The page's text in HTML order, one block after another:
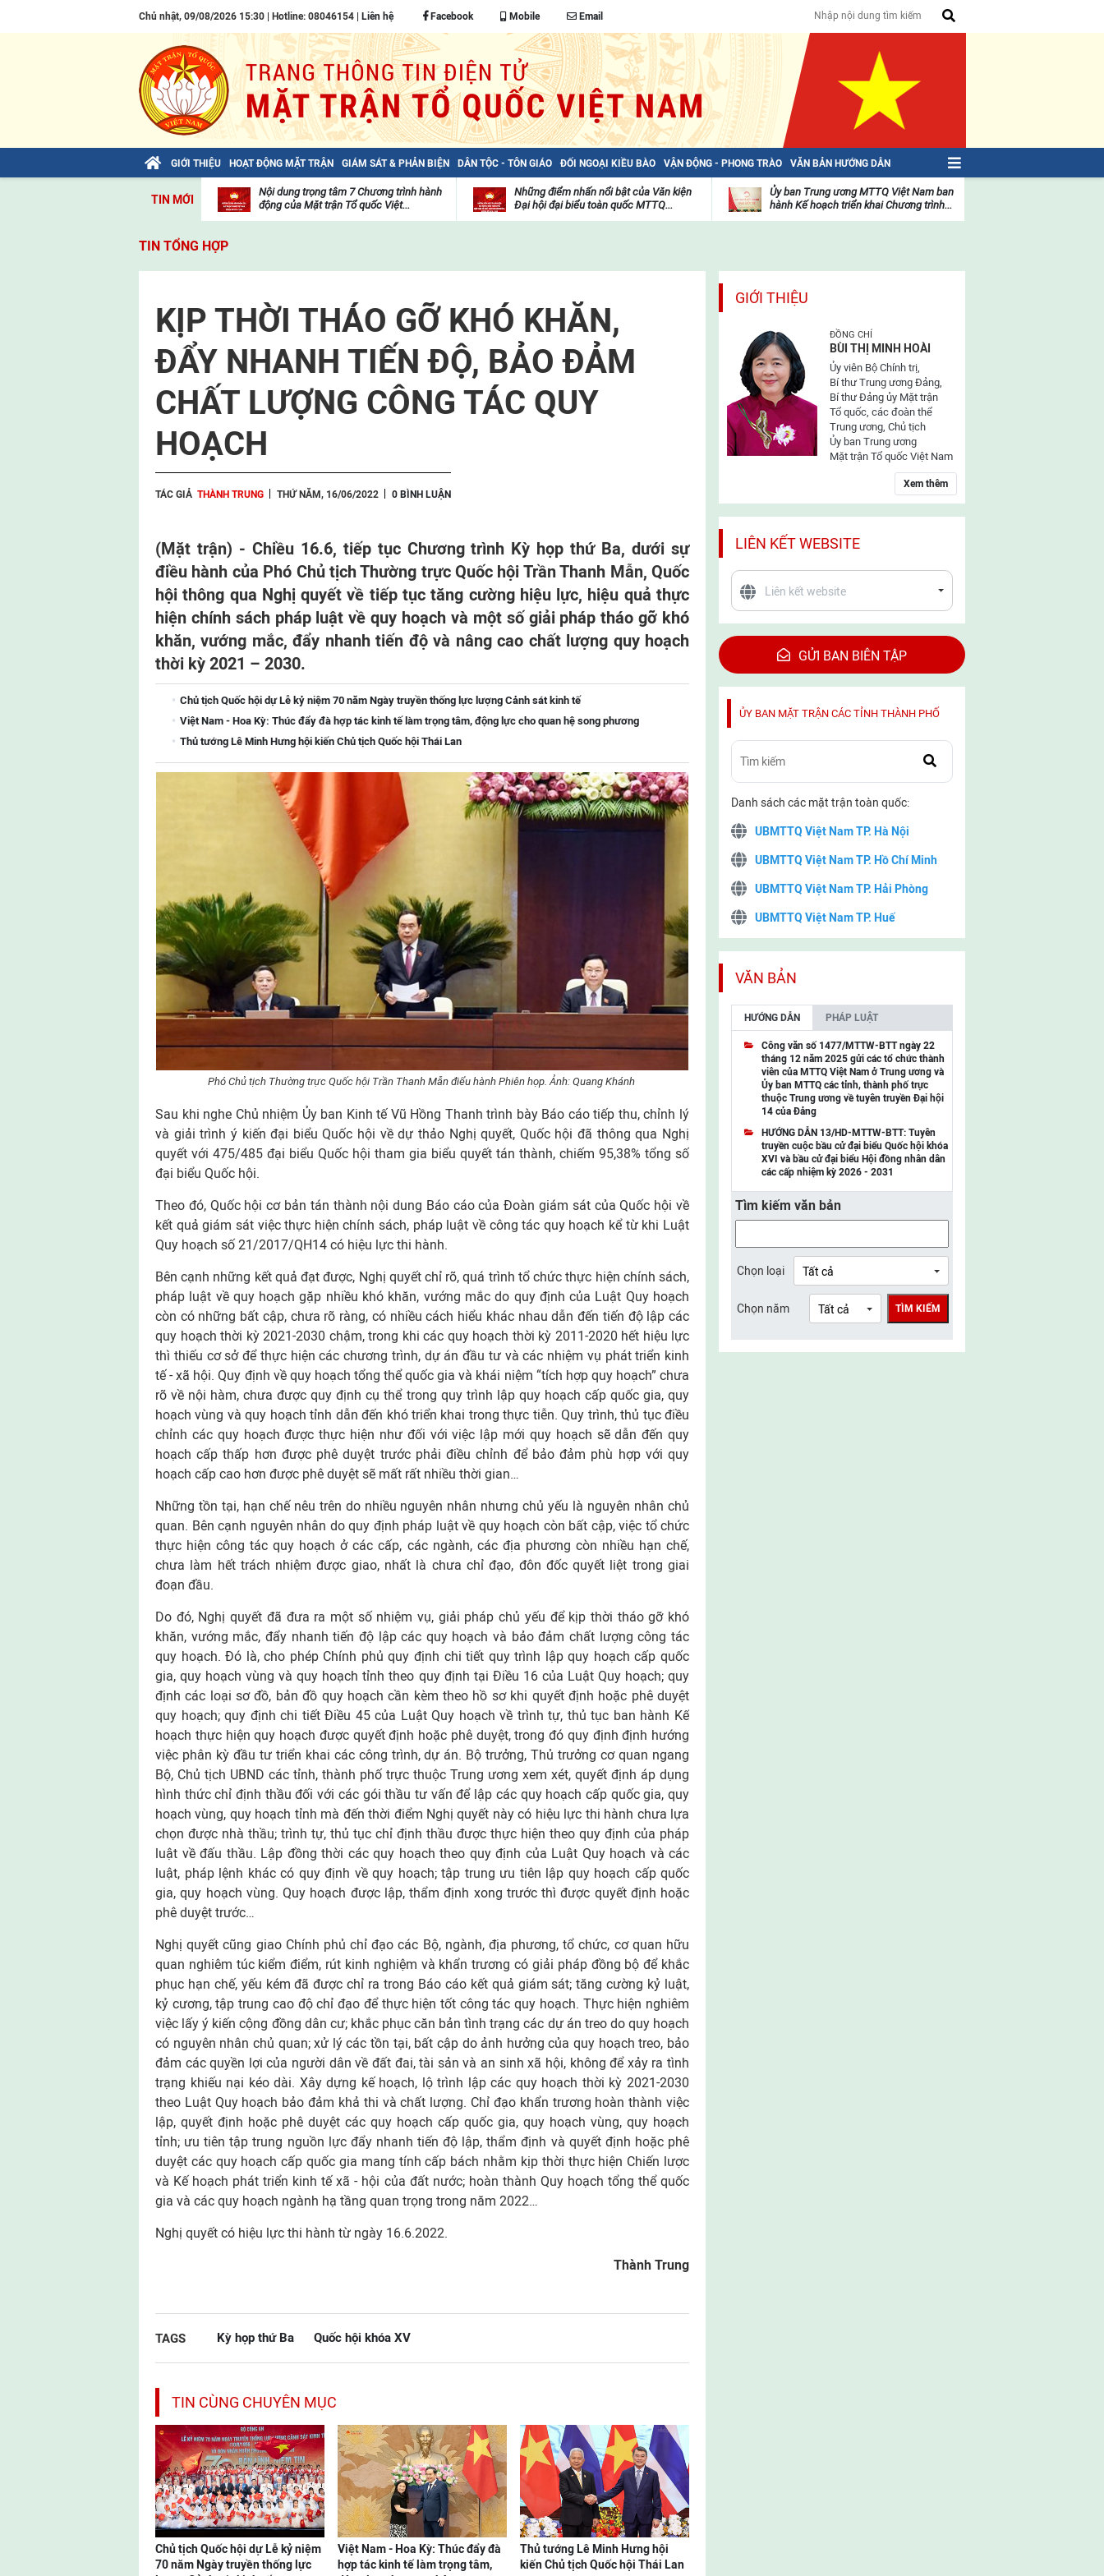
Chủ nhật, 09/08/2026 15:30 | Hotline: 08046154 | Liên hệ Facebook Mobile Email
GIỚI THIỆU HOẠT ĐỘNG MẶT TRẬN GIÁM SÁT & PHẢN BIỆN DÂN TỘC - TÔN GIÁO ĐỐI NGOẠI KIỀU BÀO VẬN ĐỘNG - PHONG TRÀO VĂN BẢN HƯỚNG DẪN
TIN MỚI
Bài viết của Tổng Bí thư Tô Lâm: TIẾN
viện
Nội dung trọng tâm 7 Chương trình hành
động của Mặt trận Tổ quốc Việt...
Những điểm nhấn nổi bật của Văn kiện
Đại hội đại biểu toàn quốc MTTQ...
mặt
trận
Ủy ban Trung ương MTTQ Việt Nam ban
hành Kế hoạch triển khai Chương trình...
TIN TỔNG HỢP
KỊP THỜI THÁO GỠ KHÓ KHĂN,
ĐẨY NHANH TIẾN ĐỘ, BẢO ĐẢM
CHẤT LƯỢNG CÔNG TÁC QUY
HOẠCH
TÁC GIẢ THÀNH TRUNG THỨ NĂM, 16/06/2022 0 BÌNH LUẬN
(Mặt trận) - Chiều 16.6, tiếp tục Chương trình Kỳ họp thứ Ba, dưới sự
điều hành của Phó Chủ tịch Thường trực Quốc hội Trần Thanh Mẫn, Quốc
hội thông qua Nghị quyết về tiếp tục tăng cường hiệu lực, hiệu quả thực
hiện chính sách pháp luật về quy hoạch và một số giải pháp tháo gỡ khó
khăn, vướng mắc, đẩy nhanh tiến độ và nâng cao chất lượng quy hoạch
thời kỳ 2021 – 2030.
Chủ tịch Quốc hội dự Lễ kỷ niệm 70 năm Ngày truyền thống lực lượng Cảnh sát kinh tế
Việt Nam - Hoa Kỳ: Thúc đẩy đà hợp tác kinh tế làm trọng tâm, động lực cho quan hệ song phương
Thủ tướng Lê Minh Hưng hội kiến Chủ tịch Quốc hội Thái Lan
Phó Chủ tịch Thường trực Quốc hội Trần Thanh Mẫn điểu hành Phiên họp. Ảnh: Quang Khánh
Sau khi nghe Chủ nhiệm Ủy ban Kinh tế Vũ Hồng Thanh trình bày Báo cáo tiếp thu, chỉnh lý
và giải trình ý kiến đại biểu Quốc hội về dự thảo Nghị quyết, Quốc hội đã thông qua Nghị
quyết với 475/485 đại biểu Quốc hội tham gia biểu quyết tán thành, chiếm 95,38% tổng số
đại biểu Quốc hội.
Theo đó, Quốc hội cơ bản tán thành nội dung Báo cáo của Đoàn giám sát của Quốc hội về
kết quả giám sát việc thực hiện chính sách, pháp luật về công tác quy hoạch kể từ khi Luật
Quy hoạch số 21/2017/QH14 có hiệu lực thi hành.
Bên cạnh những kết quả đạt được, Nghị quyết chỉ rõ, quá trình tổ chức thực hiện chính sách,
pháp luật về quy hoạch gặp nhiều khó khăn, vướng mắc do quy định của Luật Quy hoạch
còn có những bất cập, chưa rõ ràng, có nhiều cách hiểu khác nhau dẫn đến tiến độ lập các
quy hoạch thời kỳ 2021-2030 chậm, trong khi các quy hoạch thời kỳ 2011-2020 hết hiệu lực
thì thiếu cơ sở để thực hiện các chương trình, dự án đầu tư và các nhiệm vụ phát triển kinh
tế - xã hội. Quy định về quy hoạch tổng thể quốc gia và khái niệm “tích hợp quy hoạch” chưa
rõ về nội hàm, chưa được quy định cụ thể trong quy trình lập quy hoạch cấp quốc gia, quy
hoạch vùng và quy hoạch tỉnh dẫn đến khó triển khai trong thực tiễn. Quy trình, thủ tục điều
chỉnh các quy hoạch được thực hiện như đối với việc lập mới quy hoạch sẽ dẫn đến quy
hoạch cấp thấp hơn được phê duyệt trước phải điều chỉnh để bảo đảm phù hợp với quy
hoạch cấp cao hơn được phê duyệt sẽ mất rất nhiều thời gian…
Những tồn tại, hạn chế nêu trên do nhiều nguyên nhân nhưng chủ yếu là nguyên nhân chủ
quan. Bên cạnh nguyên nhân do quy định pháp luật về quy hoạch còn bất cập, việc tổ chức
thực hiện công tác quy hoạch ở các cấp, các ngành, các địa phương còn nhiều hạn chế,
chưa làm hết trách nhiệm được giao, nhất là chưa chỉ đạo, đôn đốc quyết liệt trong giai
đoạn đầu.
Do đó, Nghị quyết đã đưa ra một số nhiệm vụ, giải pháp chủ yếu để kịp thời tháo gỡ khó
khăn, vướng mắc, đẩy nhanh tiến độ lập các quy hoạch và bảo đảm chất lượng công tác
quy hoạch. Đó là, cho phép Chính phủ quy định chi tiết quy trình lập quy hoạch cấp quốc
gia, quy hoạch vùng và quy hoạch tỉnh theo quy định tại Điều 16 của Luật Quy hoạch; quy
định các loại sơ đồ, bản đồ quy hoạch cần kèm theo hồ sơ khi quyết định hoặc phê duyệt
quy hoạch; quy định chi tiết Điều 45 của Luật Quy hoạch về trình tự, thủ tục ban hành Kế
hoạch thực hiện quy hoạch được quyết định hoặc phê duyệt, trong đó quy định định hướng
việc phân kỳ đầu tư triển khai các công trình, dự án. Bộ trưởng, Thủ trưởng cơ quan ngang
Bộ, Chủ tịch UBND các tỉnh, thành phố trực thuộc Trung ương xem xét, quyết định áp dụng
hình thức chỉ định thầu đối với các gói thầu tư vấn để lập các quy hoạch cấp quốc gia, quy
hoạch vùng, quy hoạch tỉnh mà đến thời điểm Nghị quyết này có hiệu lực thi hành chưa lựa
chọn được nhà thầu; trình tự, thủ tục chỉ định thầu được thực hiện theo quy định của pháp
luật về đấu thầu. Lập đồng thời các quy hoạch theo quy định của Luật Quy hoạch và các
luật, pháp lệnh khác có quy định về quy hoạch; tập trung ưu tiên lập quy hoạch cấp quốc
gia, quy hoạch vùng. Quy hoạch được lập, thẩm định xong trước thì được quyết định hoặc
phê duyệt trước…
Nghị quyết cũng giao Chính phủ chỉ đạo các Bộ, ngành, địa phương, tổ chức, cơ quan hữu
quan nghiêm túc kiểm điểm, rút kinh nghiệm và khẩn trương có giải pháp đồng bộ để khắc
phục hạn chế, yếu kém đã được chỉ ra trong Báo cáo kết quả giám sát; tăng cường kỷ luật,
kỷ cương, tập trung cao độ chỉ đạo để thực hiện tốt công tác quy hoạch. Thực hiện nghiêm
việc lấy ý kiến cộng đồng dân cư; khắc phục căn bản tình trạng các dự án treo do quy hoạch
có nguyên nhân chủ quan; xử lý các tồn tại, bất cập do ảnh hưởng của quy hoạch treo, bảo
đảm các quyền lợi của người dân về đất đai, tài sản và an sinh xã hội, không để xảy ra tình
trạng khiếu nại kéo dài. Xây dựng kế hoạch, lộ trình lập các quy hoạch thời kỳ 2021-2030
theo Luật Quy hoạch bảo đảm khả thi và chất lượng. Chỉ đạo khẩn trương hoàn thành việc
lập, quyết định hoặc phê duyệt các quy hoạch cấp quốc gia, quy hoạch vùng, quy hoạch
tỉnh; ưu tiên tập trung nguồn lực đẩy nhanh tiến độ lập, thẩm định và quyết định hoặc phê
duyệt các quy hoạch cấp quốc gia mang tính cấp bách nhằm kịp thời thực hiện Chiến lược
và Kế hoạch phát triển kinh tế xã - hội của đất nước; hoàn thành Quy hoạch tổng thể quốc
gia và các quy hoạch ngành hạ tầng quan trọng trong năm 2022…
Nghị quyết có hiệu lực thi hành từ ngày 16.6.2022.
Thành Trung
TAGS Kỳ họp thứ Ba Quốc hội khóa XV
TIN CÙNG CHUYÊN MỤC
Chủ tịch Quốc hội dự Lễ kỷ niệm
70 năm Ngày truyền thống lực
Việt Nam - Hoa Kỳ: Thúc đẩy đà
hợp tác kinh tế làm trọng tâm,
Thủ tướng Lê Minh Hưng hội
kiến Chủ tịch Quốc hội Thái Lan
GIỚI THIỆU
ĐỒNG CHÍ
BÙI THỊ MINH HOÀI
Ủy viên Bộ Chính trị,
Bí thư Trung ương Đảng,
Bí thư Đảng ủy Mặt trận
Tổ quốc, các đoàn thể
Trung ương, Chủ tịch
Ủy ban Trung ương
Mặt trận Tổ quốc Việt Nam
Xem thêm
LIÊN KẾT WEBSITE
GỬI BAN BIÊN TẬP
ỦY BAN MẶT TRẬN CÁC TỈNH THÀNH PHỐ
Danh sách các mặt trận toàn quốc:
UBMTTQ Việt Nam TP. Hà Nội
UBMTTQ Việt Nam TP. Hồ Chí Minh
UBMTTQ Việt Nam TP. Hải Phòng
UBMTTQ Việt Nam TP. Huế
UBMTTQ Việt Nam TP. Cần Thơ
UBMTTQ Việt Nam tỉnh Quảng Ninh
UBMTTQ Việt Nam tỉnh Cao Bằng
UBMTTQ Việt Nam tỉnh Lạng Sơn
UBMTTQ Việt Nam tỉnh Lai Châu
UBMTTQ Việt Nam tỉnh Điện Biên
UBMTTQ Việt Nam tỉnh Sơn La
UBMTTQ Việt Nam tỉnh Thanh Hóa
UBMTTQ Việt Nam tỉnh Nghệ An
UBMTTQ Việt Nam tỉnh Lào Cai
UBMTTQ Việt Nam tỉnh Thái Nguyên
VĂN BẢN
HƯỚNG DẪN PHÁP LUẬT
Công văn số 1477/MTTW-BTT ngày 22
tháng 12 năm 2025 gửi các tổ chức thành
viên của MTTQ Việt Nam ở Trung ương và
Ủy ban MTTQ các tỉnh, thành phố trực
thuộc Trung ương về tuyên truyền Đại hội
14 của Đảng
HƯỚNG DẪN 13/HD-MTTW-BTT: Tuyên
truyền cuộc bầu cử đại biểu Quốc hội khóa
XVI và bầu cử đại biểu Hội đồng nhân dân
các cấp nhiệm kỳ 2026 - 2031
Tìm kiếm văn bản
Chọn loại
Chọn năm TÌM KIẾM